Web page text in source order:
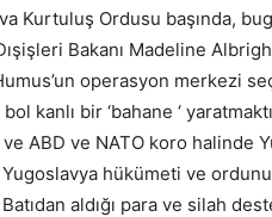
Kurtuluş Ordusu başında,
Bakanı Madeline
operasyon merkezi
kanlı bir ‘bahane ‘
ve ABD ve NATO koro halinde
Yugoslavya hükümeti ve
aldığı para ve silah